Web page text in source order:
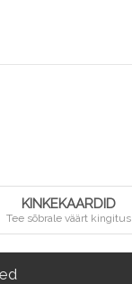
KINKEKAARDID
Tee sõbrale väärt kingitus